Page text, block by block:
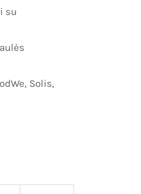
su
Solis,